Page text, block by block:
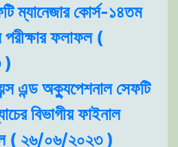
ম্যানেজার কোর্স-১৪তম
পরীক্ষার ফলাফল (
)
এন্ড অক্যুপেশনাল সেফটি
বিভাগীয় ফাইনাল
( ২৬/০৬/২০২৩ )